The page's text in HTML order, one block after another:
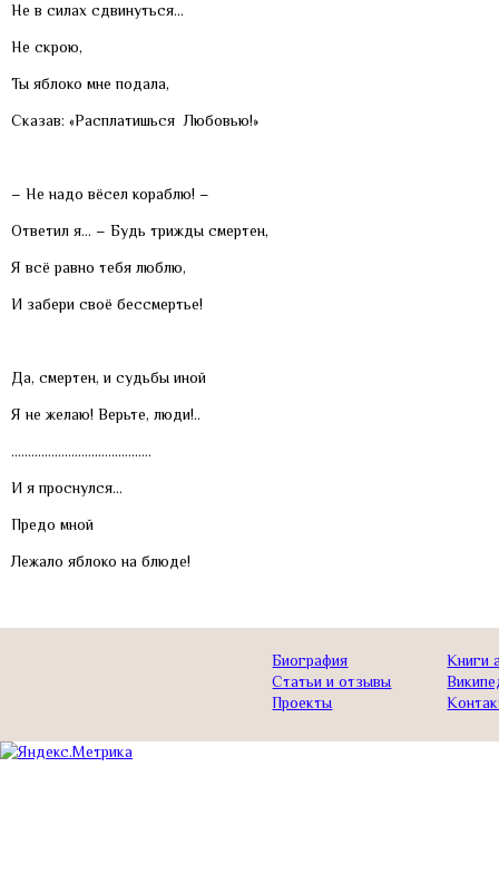
Не в силах сдвинуться…
Не скрою,
Ты яблоко мне подала,
Сказав: «Расплатишься Любовью!»
– Не надо вёсел кораблю! –
Ответил я… – Будь трижды смертен,
Я всё равно тебя люблю,
И забери своё бессмертье!
Да, смертен, и судьбы иной
Я не желаю! Верьте, люди!..
……………………………………
И я проснулся…
Предо мной
Лежало яблоко на блюде!
Биография
Статьи и отзывы
Проекты
Книги